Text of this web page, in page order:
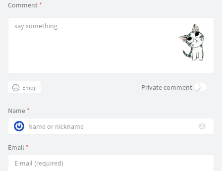
Comment *
Emoji Private comment
Name *
🎲
Email *